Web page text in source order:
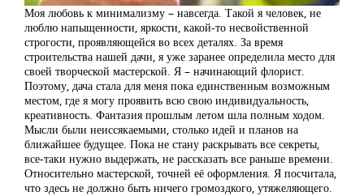
Моя любовь к минимализму – навсегда. Такой я человек, не
люблю напыщенности, яркости, какой-то несвойственной
строгости, проявляющейся во всех деталях. За время
строительства нашей дачи, я уже заранее определила место для
своей творческой мастерской. Я – начинающий флорист.
Поэтому, дача стала для меня пока единственным возможным
местом, где я могу проявить всю свою индивидуальность,
креативность. Фантазия прошлым летом шла полным ходом.
Мысли были неиссякаемыми, столько идей и планов на
ближайшее будущее. Пока не стану раскрывать все секреты,
все-таки нужно выдержать, не рассказать все раньше времени.
Относительно мастерской, точней её оформления. Я посчитала,
что здесь не должно быть ничего громоздкого, утяжеляющего.